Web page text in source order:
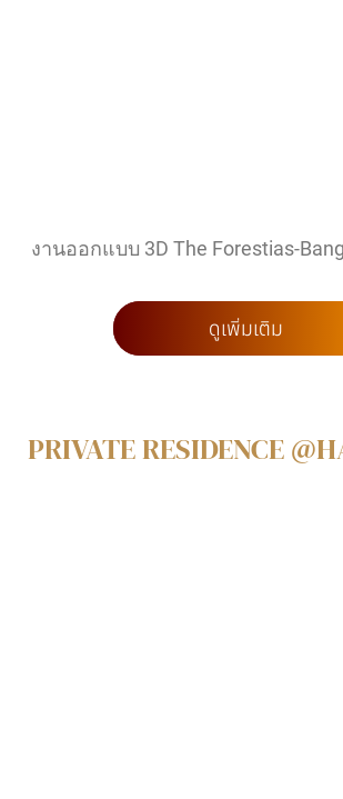
งานออกแบบ 3D The Forestias-
ดูเพิ่มเติม
PRIVATE RESIDENCE